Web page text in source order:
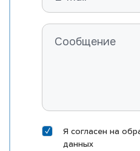
FARNEAR B-BOB
RI-VAL-RE MOD MCCORD-
Я согласен на
данных